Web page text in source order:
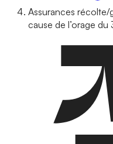
Assurances
cause de l’orage du